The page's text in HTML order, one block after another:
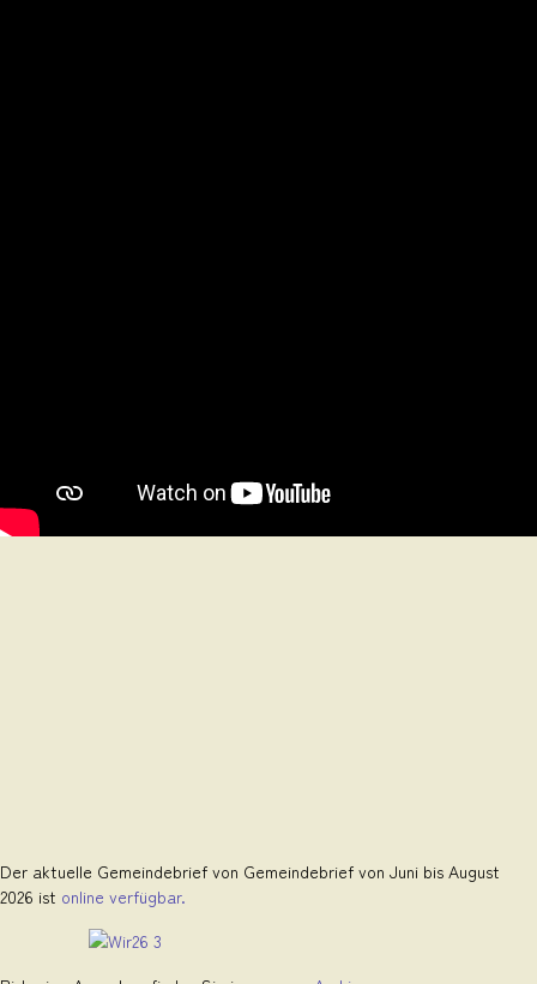
Der aktuelle Gemeindebrief von Gemeindebrief von Juni bis August
2026 ist online verfügbar.